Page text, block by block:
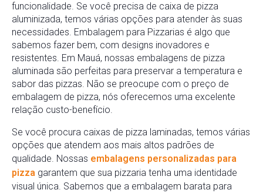
funcionalidade. Se você precisa de caixa de pizza
aluminizada, temos várias opções para atender às suas
necessidades. Embalagem para Pizzarias é algo que
sabemos fazer bem, com designs inovadores e
resistentes. Em Mauá, nossas embalagens de pizza
aluminada são perfeitas para preservar a temperatura e
sabor das pizzas. Não se preocupe com o preço de
embalagem de pizza, nós oferecemos uma excelente
relação custo-benefício.
Se você procura caixas de pizza laminadas, temos várias
opções que atendem aos mais altos padrões de
qualidade. Nossas embalagens personalizadas para
pizza garantem que sua pizzaria tenha uma identidade
visual única. Sabemos que a embalagem barata para